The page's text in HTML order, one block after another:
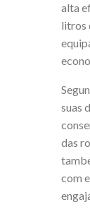
alta
litros
suas
das
com